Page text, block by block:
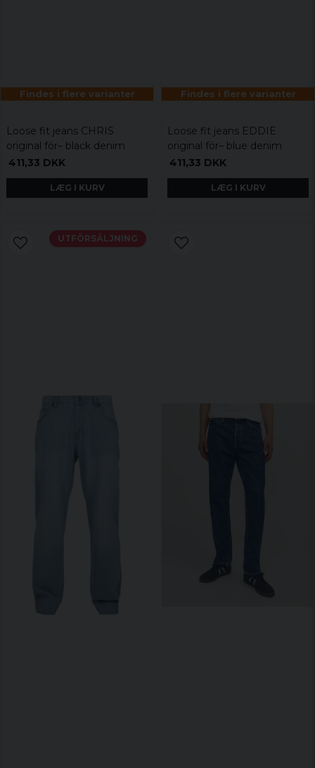
Findes i flere varianter
Loose fit jeans CHRIS
original för– black denim
411,33 DKK
LÆG I KURV
Findes i flere varianter
Loose fit jeans EDDIE
original för– blue denim
411,33 DKK
LÆG I KURV
UTFÖRSÄLJNING